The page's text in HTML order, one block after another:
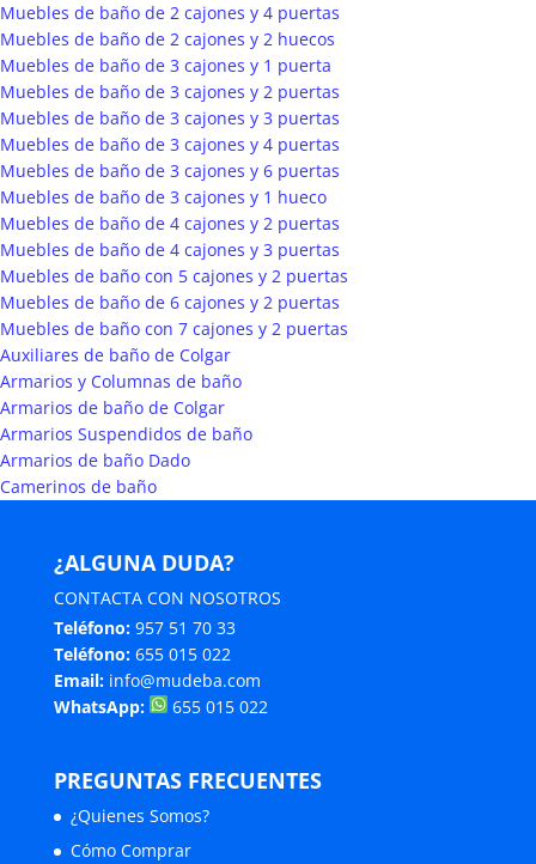
Muebles de baño de 2 cajones y 4 puertas
Muebles de baño de 2 cajones y 2 huecos
Muebles de baño de 3 cajones y 1 puerta
Muebles de baño de 3 cajones y 2 puertas
Muebles de baño de 3 cajones y 3 puertas
Muebles de baño de 3 cajones y 4 puertas
Muebles de baño de 3 cajones y 6 puertas
Muebles de baño de 3 cajones y 1 hueco
Muebles de baño de 4 cajones y 2 puertas
Muebles de baño de 4 cajones y 3 puertas
Muebles de baño con 5 cajones y 2 puertas
Muebles de baño de 6 cajones y 2 puertas
Muebles de baño con 7 cajones y 2 puertas
Auxiliares de baño de Colgar
Armarios y Columnas de baño
Armarios de baño de Colgar
Armarios Suspendidos de baño
Armarios de baño Dado
Camerinos de baño
¿ALGUNA DUDA?
CONTACTA CON NOSOTROS
Teléfono: 957 51 70 33
Teléfono: 655 015 022
Email: info@mudeba.com
WhatsApp:
655 015 022
PREGUNTAS FRECUENTES
¿Quienes Somos?
Cómo Comprar